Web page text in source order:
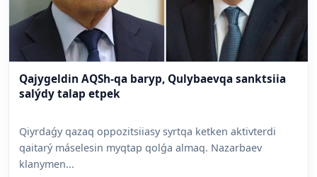
Qajygeldin AQSh-qa baryp, Qulybaevqa sanktsiia
salýdy talap etpek
Qiyrdaǵy qazaq oppozitsiiasy syrtqa ketken aktivterdi
qaitarý máselesin myqtap qolǵa almaq. Nazarbaev
klanymen...